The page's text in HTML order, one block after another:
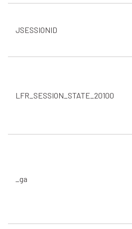
JSESSIONID
LFR_SESSION_STATE_20100
_ga